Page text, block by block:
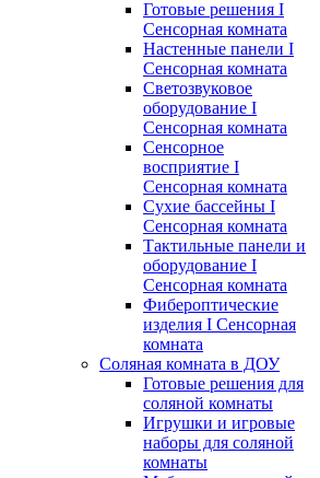
Готовые решения I
Сенсорная комната
Настенные панели I
Сенсорная комната
Светозвуковое
оборудование I
Сенсорная комната
Сенсорное
восприятие I
Сенсорная комната
Сухие бассейны I
Сенсорная комната
Тактильные панели и
оборудование I
Сенсорная комната
Фибероптические
изделия I Сенсорная
комната
Соляная комната в ДОУ
Готовые решения для
соляной комнаты
Игрушки и игровые
наборы для соляной
комнаты